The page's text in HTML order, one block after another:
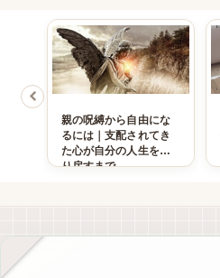
親の呪縛から自由にな
るには｜支配されてき
た心が自分の人生を取
り戻すまで